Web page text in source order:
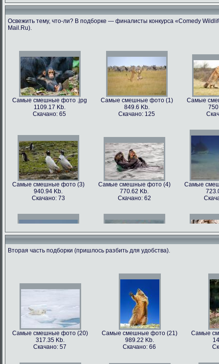
Освежить тему, что-ли? В подборке — финалисты конкурса «Comedy
Mail.Ru).
Самые смешные фото .jpg
1109.17 Kb.
Скачано: 65
Самые смешные фото (1)
849.6 Kb.
Скачано: 125
Самые
Самые смешные фото (3)
940.94 Kb.
Скачано: 73
Самые смешные фото (4)
770.62 Kb.
Скачано: 62
Самые
Самые смешные фото (9)
562.79 Kb.
Самые смешные фото (10)
899.22 Kb.
Самые
Вторая часть подборки (пришлось разбить для удобства).
Самые смешные фото (20)
317.35 Kb.
Скачано: 57
Самые смешные фото (21)
989.22 Kb.
Скачано: 66
Самые